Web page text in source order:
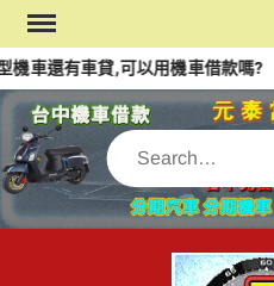
Skip
to
content
車還有車貸,可以用機車借款嗎?
Search